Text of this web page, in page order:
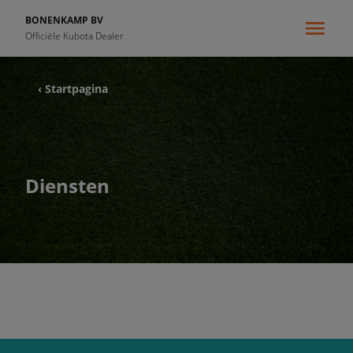
BONENKAMP BV
Officiële Kubota Dealer
‹ Startpagina
Diensten